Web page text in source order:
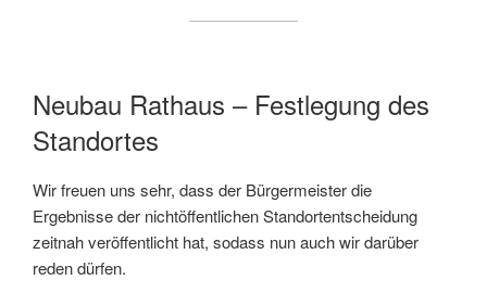
Neubau Rathaus – Festlegung des
Standortes
Wir freuen uns sehr, dass der Bürgermeister die
Ergebnisse der nichtöffentlichen Standortentscheidung
zeitnah veröffentlicht hat, sodass nun auch wir darüber
reden dürfen.